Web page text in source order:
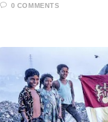
0 COMMENTS